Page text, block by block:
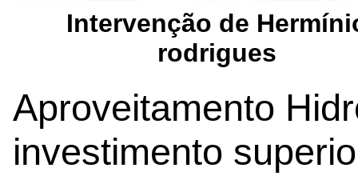
Intervenção de
rodrigues
Aproveitamento
investimento